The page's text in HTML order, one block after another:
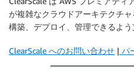
が複雑なクラウドアーキテクチャ
構築、デプロイ、管理できるよう
ClearScale へのお問い合わせ | パ